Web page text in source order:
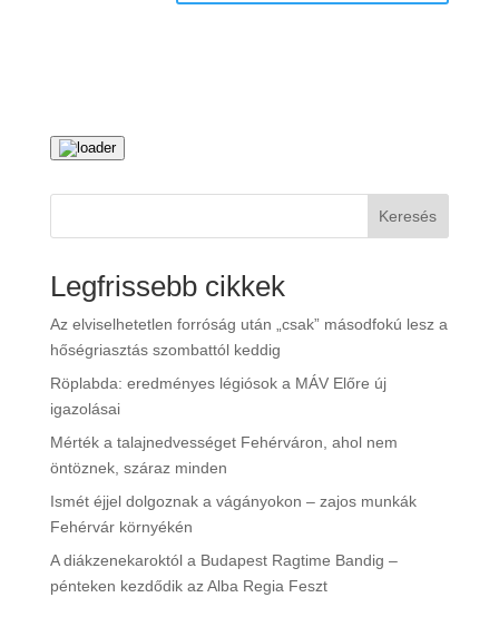
Keresés
Legfrissebb cikkek
Az elviselhetetlen forróság után „csak” másodfokú lesz a
hőségriasztás szombattól keddig
Röplabda: eredményes légiósok a MÁV Előre új
igazolásai
Mérték a talajnedvességet Fehérváron, ahol nem
öntöznek, száraz minden
Ismét éjjel dolgoznak a vágányokon – zajos munkák
Fehérvár környékén
A diákzenekaroktól a Budapest Ragtime Bandig –
pénteken kezdődik az Alba Regia Feszt